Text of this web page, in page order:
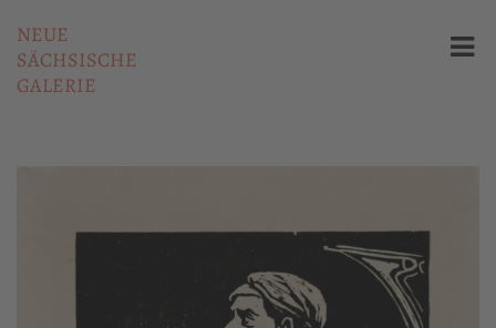
NEUE
SÄCHSISCHE
GALERIE